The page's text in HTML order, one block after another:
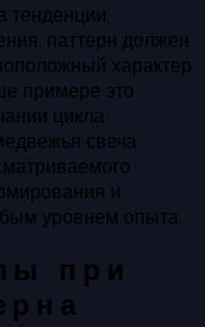
тенденции,
паттерн должен
характер
примере это
цикла
свеча.
и
уровнем опыта.
при